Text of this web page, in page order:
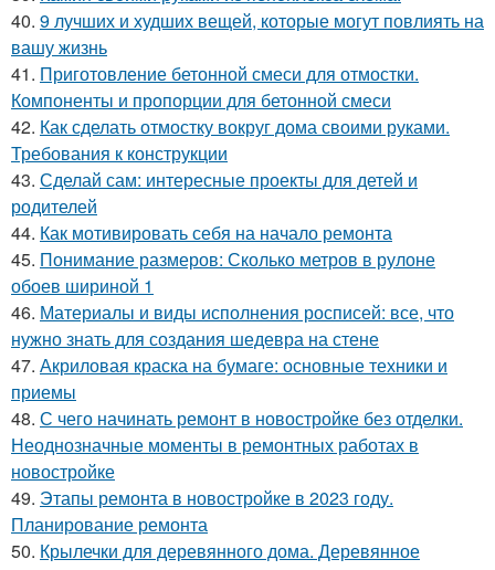
40. 9 лучших и худших вещей, которые могут повлиять на
вашу жизнь
41. Приготовление бетонной смеси для отмостки.
Компоненты и пропорции для бетонной смеси
42. Как сделать отмостку вокруг дома своими руками.
Требования к конструкции
43. Сделай сам: интересные проекты для детей и
родителей
44. Как мотивировать себя на начало ремонта
45. Понимание размеров: Сколько метров в рулоне
обоев шириной 1
46. Материалы и виды исполнения росписей: все, что
нужно знать для создания шедевра на стене
47. Акриловая краска на бумаге: основные техники и
приемы
48. С чего начинать ремонт в новостройке без отделки.
Неоднозначные моменты в ремонтных работах в
новостройке
49. Этапы ремонта в новостройке в 2023 году.
Планирование ремонта
50. Крылечки для деревянного дома. Деревянное